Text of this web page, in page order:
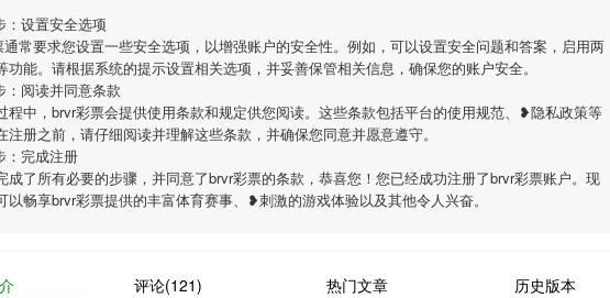
：设置安全选项
通常要求您设置一些安全选项，以增强账户的安全性。例如，可以设置安全问题和答案，启用两
功能。请根据系统的提示设置相关选项，并妥善保管相关信息，确保您的账户安全。
：阅读并同意条款
程中，brvr彩票会提供使用条款和规定供您阅读。这些条款包括平台的使用规范、❥隐私政策等
注册之前，请仔细阅读并理解这些条款，并确保您同意并愿意遵守。
：完成注册
成了所有必要的步骤，并同意了brvr彩票的条款，恭喜您！您已经成功注册了brvr彩票账户。现
以畅享brvr彩票提供的丰富体育赛事、❥刺激的游戏体验以及其他令人兴奋。
评论(121) 热门文章 历史版本